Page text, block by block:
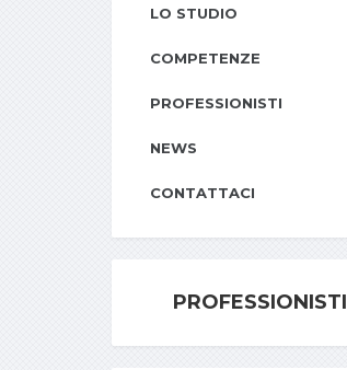
LO STUDIO
COMPETENZE
PROFESSIONISTI
NEWS
CONTATTACI
PROFESSIONISTI